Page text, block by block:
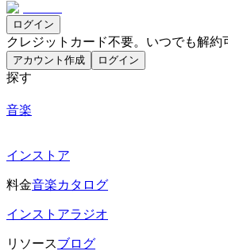
ログイン
クレジットカード不要。いつでも解約
アカウント作成 ログイン
探す
音楽
インストア
料金音楽カタログ
インストアラジオ
リソースブログ